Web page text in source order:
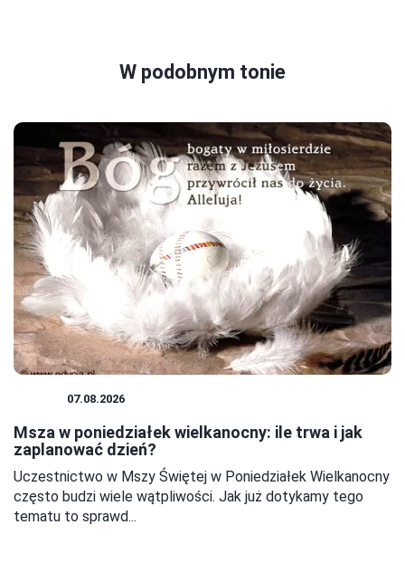
W podobnym tonie
07.08.2026
Msza w poniedziałek wielkanocny: ile trwa i jak
zaplanować dzień?
Uczestnictwo w Mszy Świętej w Poniedziałek Wielkanocny
często budzi wiele wątpliwości. Jak już dotykamy tego
tematu to sprawd...